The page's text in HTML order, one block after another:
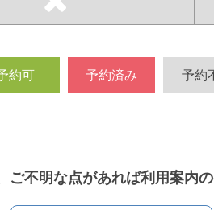
約可 予約済み 予約
ご不明な点があれば利用案内